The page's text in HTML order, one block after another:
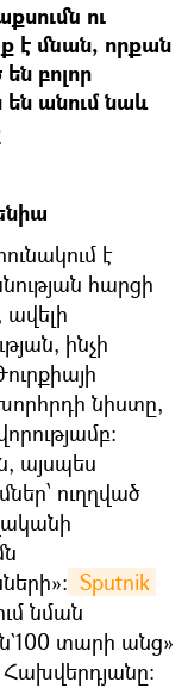
ու
է մնան, որքան
բոլոր
են անում նաև
է
հարցի
ավելի
ինչի
նիստը,
այսպես
ուղղված
Sputnik
նման
տարի անց»